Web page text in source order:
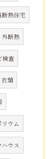
断熱住宅
外断熱
検査
衣類
リウム
ハウス